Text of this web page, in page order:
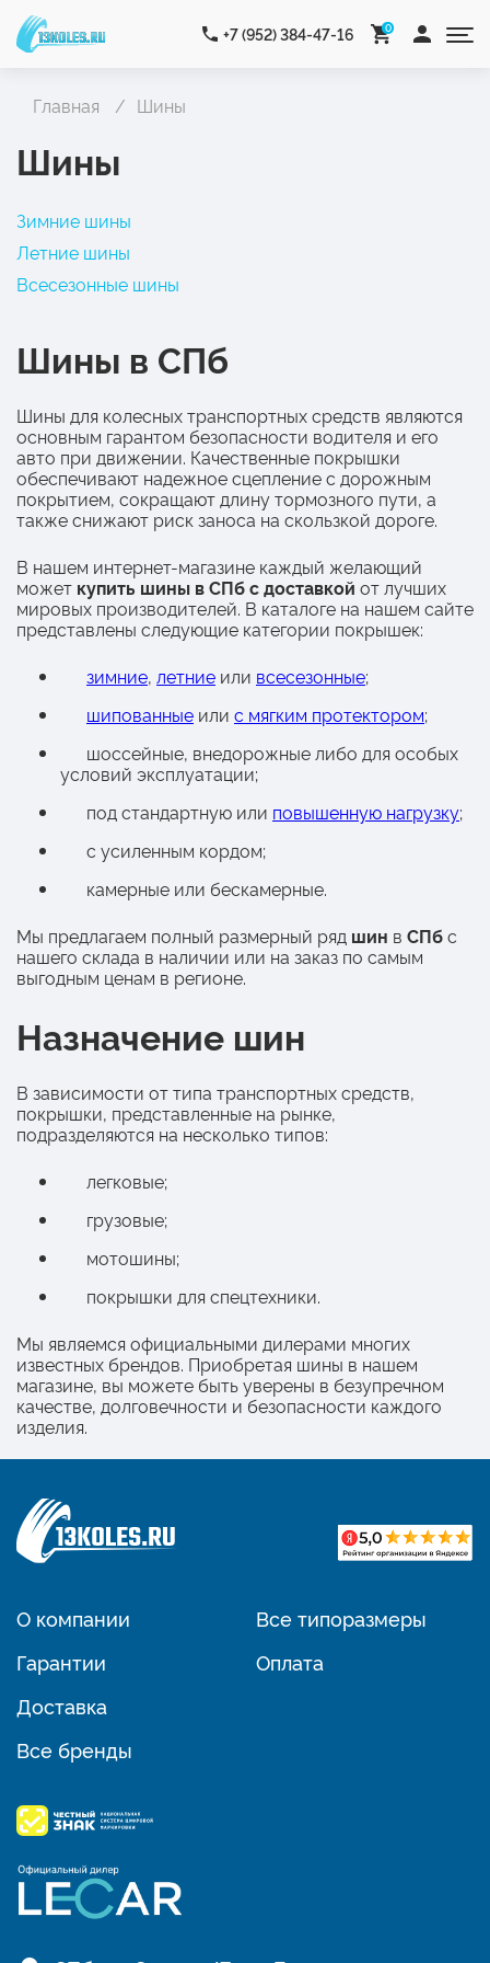
+7 (952) 384-47-16 0
Главная Шины
Шины
Зимние шины
Летние шины
Всесезонные шины
Шины в СПб
Шины для колесных транспортных средств являются
основным гарантом безопасности водителя и его
авто при движении. Качественные покрышки
обеспечивают надежное сцепление с дорожным
покрытием, сокращают длину тормозного пути, а
также снижают риск заноса на скользкой дороге.
В нашем интернет-магазине каждый желающий
может купить шины в СПб с доставкой от лучших
мировых производителей. В каталоге на нашем сайте
представлены следующие категории покрышек:
зимние, летние или всесезонные;
шипованные или с мягким протектором;
шоссейные, внедорожные либо для особых
условий эксплуатации;
под стандартную или повышенную нагрузку;
с усиленным кордом;
камерные или бескамерные.
Мы предлагаем полный размерный ряд шин в СПбс
нашего склада в наличии или на заказ по самым
выгодным ценам в регионе.
Назначение шин
В зависимости от типа транспортных средств,
покрышки, представленные на рынке,
подразделяются на несколько типов:
легковые;
грузовые;
мотошины;
покрышки для спецтехники.
Мы являемся официальными дилерами многих
известных брендов. Приобретая шины в нашем
магазине, вы можете быть уверены в безупречном
качестве, долговечности и безопасности каждого
изделия.
О компании
Гарантии
Доставка
Все бренды
Все типоразмеры
Оплата